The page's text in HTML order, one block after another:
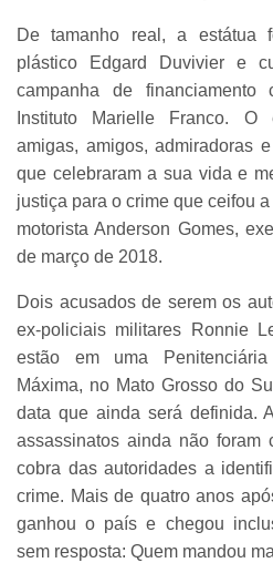
De tamanho real, a estátua
plástico Edgard Duvivier e
campanha de financiamento
Instituto Marielle Franco. O
amigas, amigos, admiradoras
que celebraram a sua vida e
justiça para o crime que ceifou
motorista Anderson Gomes,
de março de 2018.
Dois acusados de serem os
ex-policiais militares Ronnie
estão em uma
Máxima, no Mato Grosso do
data que ainda será definida.
assassinatos ainda não foram
cobra das autoridades a
crime. Mais de quatro anos
ganhou o país e chegou
sem resposta: Quem mandou